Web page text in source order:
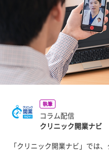
執筆
コラム配信
クリニック開業ナビ
「クリニック開業ナビ」では